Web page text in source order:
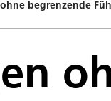
begrenzende